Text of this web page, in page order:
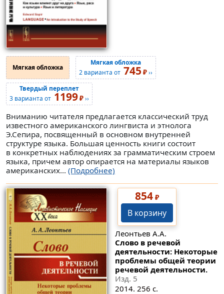
Мягкая обложка
Мягкая обложка
2 варианта от 745 ₽››
Твердый переплет
3 варианта от 1199₽››
Вниманию читателя предлагается классический труд
известного американского лингвиста и этнолога
Э.Сепира, посвященный в основном внутренней
структуре языка. Большая ценность книги состоит
в конкретных наблюдениях за грамматическим строем
языка, причем автор опирается на материалы языков
американских... (Подробнее)
854₽
В корзину
Леонтьев А.А.
Слово в речевой
деятельности: Некоторые
проблемы общей теории
речевой деятельности.
Изд. 5
2014. 256 с.